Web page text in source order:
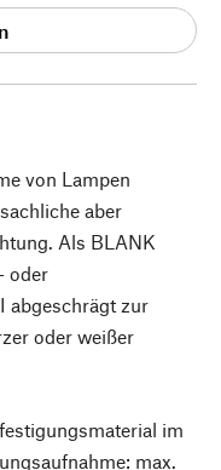
von Lampen
aber
Als BLANK
oder
abgeschrägt zur
oder weißer
im
max.